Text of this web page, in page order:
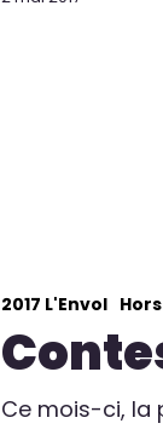
2017 L'Envol
Ce mois-ci, la